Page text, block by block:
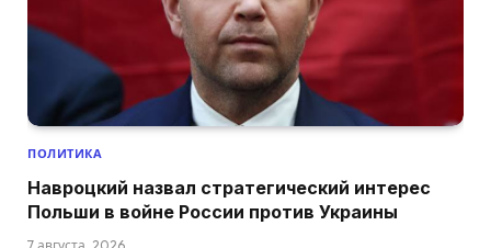
ПОЛИТИКА
Навроцкий назвал стратегический интерес
Польши в войне России против Украины
7 августа, 2026